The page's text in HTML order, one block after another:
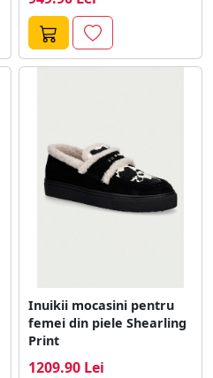
Inuikii mocasini pentru
femei din piele Shearling
Print
1209.90 Lei